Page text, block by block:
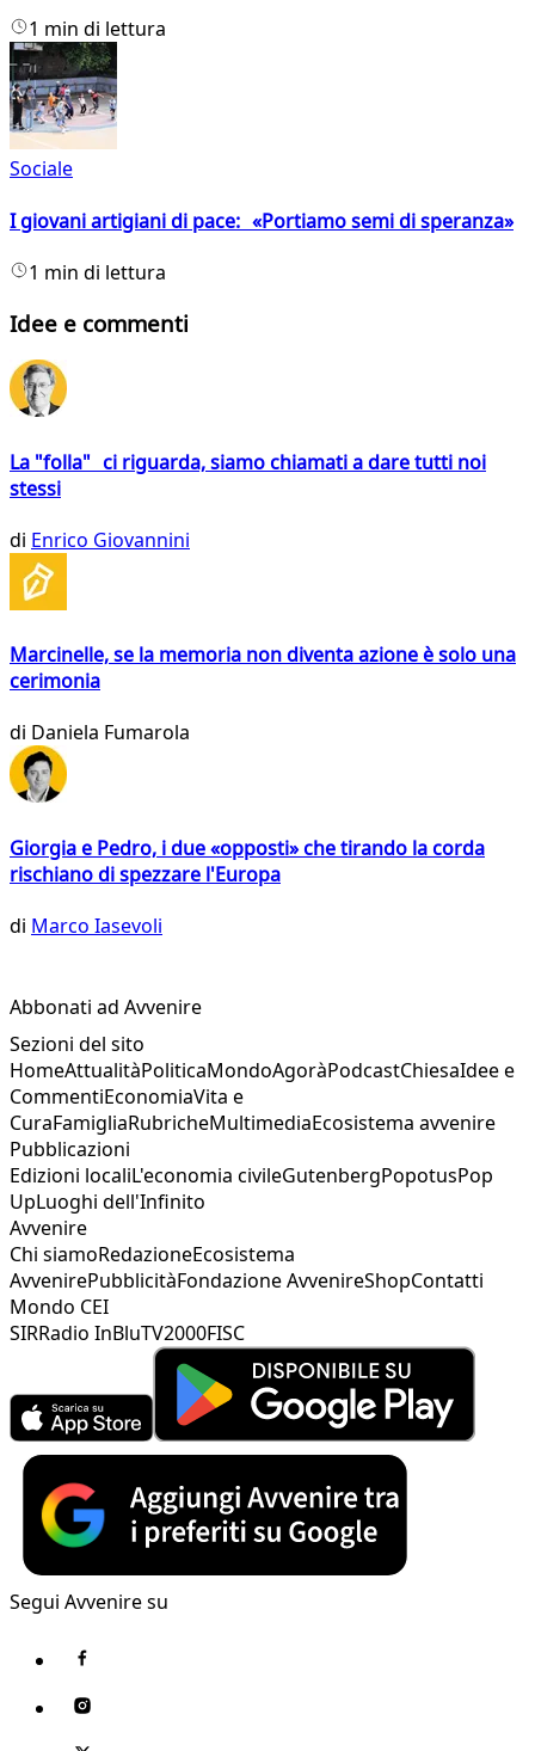
1 min di lettura
Sociale
I giovani artigiani di pace: «Portiamo semi di speranza»
1 min di lettura
Idee e commenti
La "folla" ci riguarda, siamo chiamati a dare tutti noi
stessi
di Enrico Giovannini
Marcinelle, se la memoria non diventa azione è solo una
cerimonia
di Daniela Fumarola
Giorgia e Pedro, i due «opposti» che tirando la corda
rischiano di spezzare l'Europa
di Marco Iasevoli
Abbonati ad Avvenire
Sezioni del sito
HomeAttualitàPoliticaMondoAgoràPodcastChiesaIdee e
CommentiEconomiaVita e
CuraFamigliaRubricheMultimediaEcosistema avvenire
Pubblicazioni
Edizioni localiL'economia civileGutenbergPopotusPop
UpLuoghi dell'Infinito
Avvenire
Chi siamoRedazioneEcosistema
AvvenirePubblicitàFondazione AvvenireShopContatti
Mondo CEI
SIRRadio InBluTV2000FISC
Segui Avvenire su